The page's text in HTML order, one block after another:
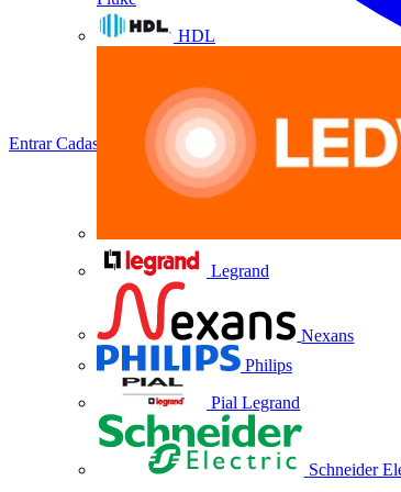
HDL
Legrand
Nexans
Philips
Pial Legrand
Schneider
EntrarCadastrar